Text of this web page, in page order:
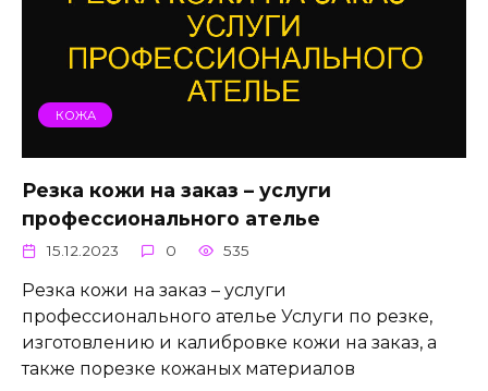
КОЖА
Резка кожи на заказ – услуги
профессионального ателье
15.12.2023 0 535
Резка кожи на заказ – услуги
профессионального ателье Услуги по резке,
изготовлению и калибровке кожи на заказ, а
также порезке кожаных материалов